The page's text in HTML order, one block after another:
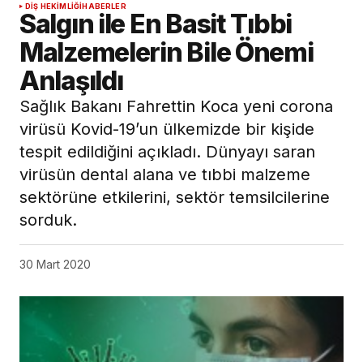
DIŞ HEKIMLIĞIHABERLER
Salgın ile En Basit Tıbbi
Malzemelerin Bile Önemi
Anlaşıldı
Sağlık Bakanı Fahrettin Koca yeni corona
virüsü Kovid-19’un ülkemizde bir kişide
tespit edildiğini açıkladı. Dünyayı saran
virüsün dental alana ve tıbbi malzeme
sektörüne etkilerini, sektör temsilcilerine
sorduk.
30 Mart 2020